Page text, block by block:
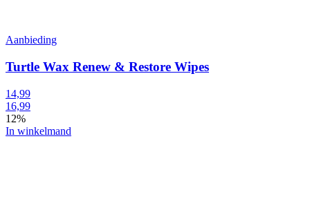
Aanbieding
Turtle Wax Renew & Restore Wipes
14,99
16,99
12%
In winkelmand